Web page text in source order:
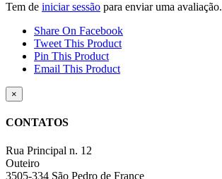
Tem de iniciar sessão para enviar uma avaliação.
Share On Facebook
Tweet This Product
Pin This Product
Email This Product
Close
product
view
×
CONTATOS
Rua Principal n. 12
Outeiro
3505-334 São Pedro de France